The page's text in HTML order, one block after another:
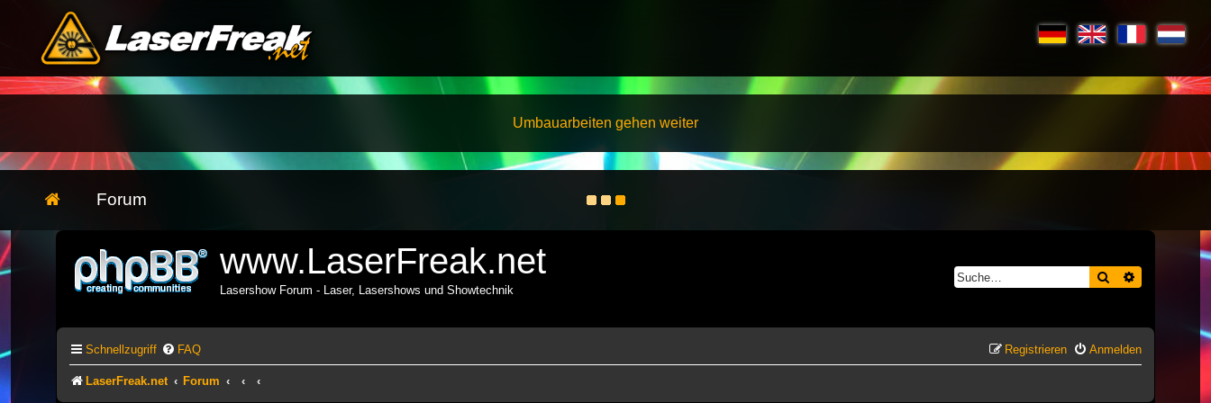
Umbauarbeiten gehen weiter
Forum
www.LaserFreak.net
Lasershow Forum - Laser, Lasershows und Showtechnik
Suche
Schnellzugriff FAQ Anmelden
Registrieren
LaserFreak.net Forum